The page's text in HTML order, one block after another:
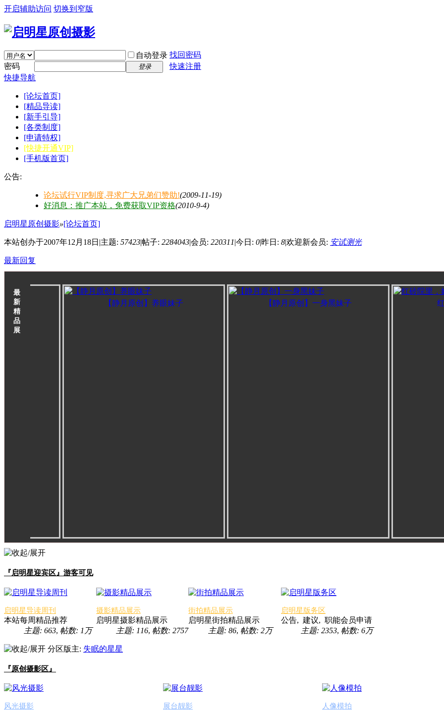
开启辅助访问 切换到窄版
自动登录 找回密码
密码
登录
快速注册
快捷导航
[论坛首页]
[精品导读]
[新手引导]
[各类制度]
[申请特权]
[快捷开通VIP]
[手机版首页]
公告:
论坛试行VIP制度,寻求广大兄弟们赞助!(2009-11-19)
好消息：推广本站，免费获取VIP资格(2010-9-4)
启明星原创摄影»[论坛首页]
本站创办于2007年12月18日 |主题: 57423|帖子: 2284043|会员: 220311|今日: 0|昨日: 8|欢迎新会员: 安试测光
最新回复
最
新
精
品
展
【静月原创】养眼妹子 【静月原创】一身黑妹子 红砖
『启明星迎宾区』游客可见
启明星导读周刊
本站每周精品推荐
主题: 663, 帖数: 1万
摄影精品展示
启明星摄影精品展示
主题: 116, 帖数: 2757
街拍精品展示
启明星街拍精品展示
主题: 86, 帖数: 2万
启明星版务区
公告, 建议, 职能会员申请
主题: 2353, 帖数: 6万
分区版主: 失眠的星星
『原创摄影区』
风光摄影 展台靓影 人像模拍